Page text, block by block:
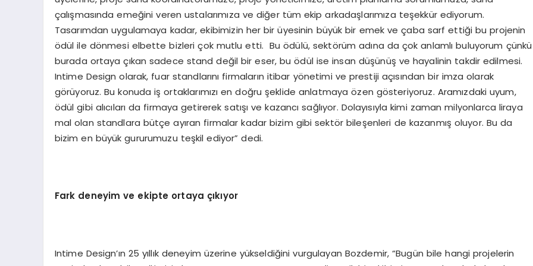
çalışmasında emeğini veren ustalarımıza ve diğer tüm ekip arkadaşlarımıza teşekkür ediyorum.
Tasarımdan uygulamaya kadar, ekibimizin her bir üyesinin büyük bir emek ve çaba sarf ettiği bu projenin
ödül ile dönmesi elbette bizleri çok mutlu etti. Bu ödülü, sektörüm adına da çok anlamlı buluyorum çünkü
burada ortaya çıkan sadece stand değil bir eser, bu ödül ise insan düşünüş ve hayalinin takdir edilmesi.
Intime Design olarak, fuar standlarını firmaların itibar yönetimi ve prestiji açısından bir imza olarak
görüyoruz. Bu konuda iş ortaklarımızı en doğru şeklide anlatmaya özen gösteriyoruz. Aramızdaki uyum,
ödül gibi alıcıları da firmaya getirerek satışı ve kazancı sağlıyor. Dolayısıyla kimi zaman milyonlarca liraya
mal olan standlara bütçe ayıran firmalar kadar bizim gibi sektör bileşenleri de kazanmış oluyor. Bu da
bizim en büyük gururumuzu teşkil ediyor” dedi.
Fark deneyim ve ekipte ortaya çıkıyor
Intime Design’ın 25 yıllık deneyim üzerine yükseldiğini vurgulayan Bozdemir, “Bugün bile hangi projelerin